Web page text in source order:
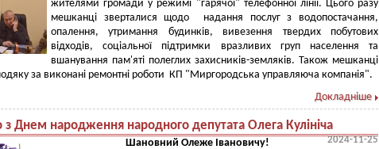
жителями громади у режимі "гарячої" телефонної лінії. Цього разу
мешканці зверталися щодо надання послуг з водопостачання,
опалення, утримання будинків, вивезення твердих побутових
відходів, соціальної підтримки вразливих груп населення та
вшанування пам'яті полеглих захисників-земляків. Також мешканці
за виконані ремонтні роботи КП "Миргородська управляюча компанія".
Докладніше
з Днем народження народного депутата Олега Кулініча
2024-11-25
Шановний Олеже Івановичу!